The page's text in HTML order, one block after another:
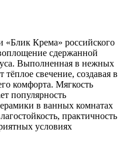
«Блик Крема» российского
сдержанной
Выполненная в нежных
тёплое свечение, создавая в
комфорта. Мягкость
популярность
в ванных комнатах
практичность
условиях